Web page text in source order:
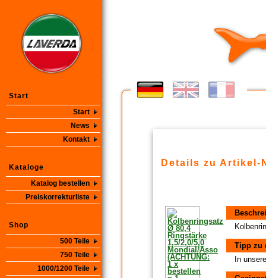
Start
Start
News
Kontakt
Kataloge
Katalog bestellen
Preiskorrekturliste
Shop
500 Teile
750 Teile
1000/1200 Teile
Details zu Artikel-
Tipp zu
In